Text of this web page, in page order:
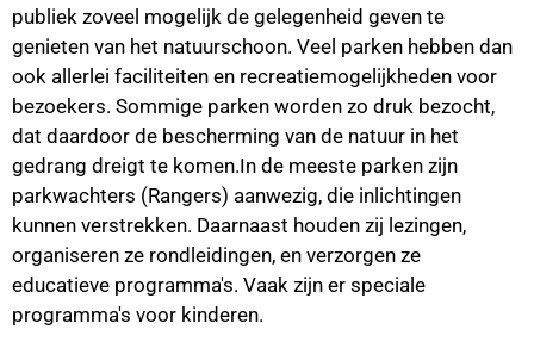
publiek zoveel mogelijk de gelegenheid geven te
genieten van het natuurschoon. Veel parken hebben dan
ook allerlei faciliteiten en recreatiemogelijkheden voor
bezoekers. Sommige parken worden zo druk bezocht,
dat daardoor de bescherming van de natuur in het
gedrang dreigt te komen.In de meeste parken zijn
parkwachters (Rangers) aanwezig, die inlichtingen
kunnen verstrekken. Daarnaast houden zij lezingen,
organiseren ze rondleidingen, en verzorgen ze
educatieve programma's. Vaak zijn er speciale
programma's voor kinderen.